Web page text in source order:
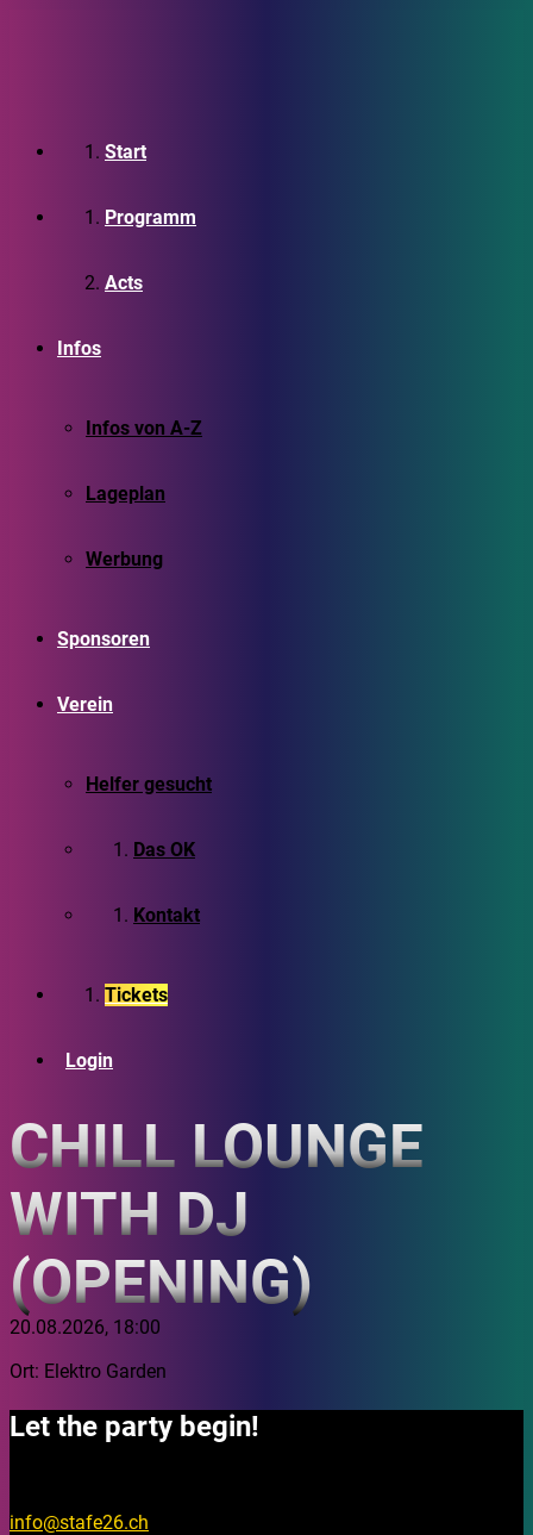
Start
Programm
Acts
Infos
Infos von A-Z
Lageplan
Werbung
Sponsoren
Verein
Helfer gesucht
Das OK
Kontakt
Tickets
Login
CHILL LOUNGE
WITH DJ
(OPENING)
20.08.2026, 18:00
Ort: Elektro Garden
Let the party begin!
info@stafe26.ch